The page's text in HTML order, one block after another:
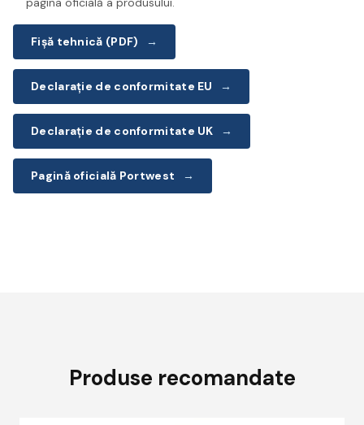
Fișă tehnică (PDF) →
Declarație de conformitate EU →
Declarație de conformitate UK →
Pagină oficială Portwest →
Produse recomandate